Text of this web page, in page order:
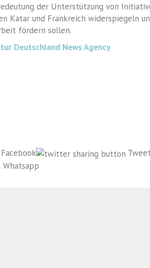
der Unterstützung von
Katar und Frankreich widerspiegeln
fördern sollen.
Deutschland News Agency
Facebook
Whatsapp